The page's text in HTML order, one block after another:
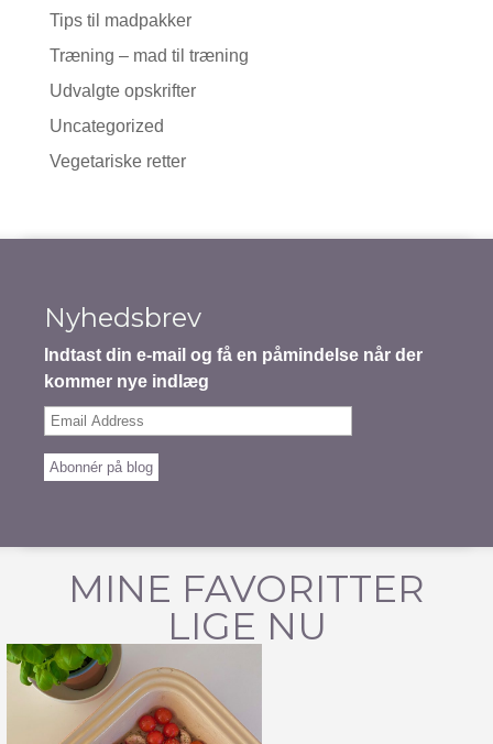
Tips til madpakker
Træning – mad til træning
Udvalgte opskrifter
Uncategorized
Vegetariske retter
Nyhedsbrev
Indtast din e-mail og få en påmindelse når der
kommer nye indlæg
Email
Abonnér på blog
MINE FAVORITTER
LIGE NU